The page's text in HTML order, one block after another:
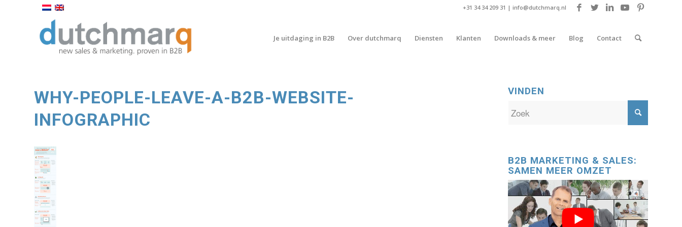
+31 34 34 209 31 | info@dutchmarq.nl
Je uitdaging in B2B Over dutchmarq Diensten Klanten Downloads & meer Blog Contact
WHY-PEOPLE-LEAVE-A-B2B-WEBSITE-
INFOGRAPHIC
VINDEN
B2B MARKETING & SALES:
SAMEN MEER OMZET